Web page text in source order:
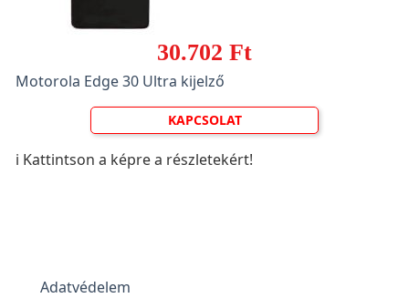
30.702 Ft
Motorola Edge 30 Ultra kijelző
KAPCSOLAT
ℹ️ Kattintson a képre a részletekért!
Adatvédelem